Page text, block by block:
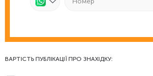
ВАРТІСТЬ ПУБЛІКАЦІЇ ПРО ЗНАХІДКУ: